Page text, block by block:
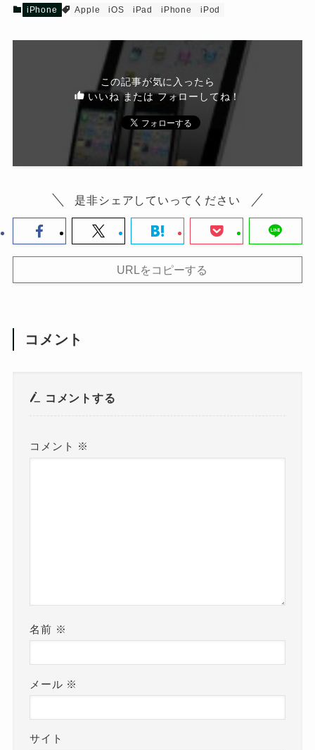
iPhone Apple iOS iPad iPhone iPod
この記事が気に入ったら
いいね または フォローしてね！
是非シェアしていってください
URLをコピーする
コメント
コメントする
コメント ※
名前 ※
メール ※
サイト